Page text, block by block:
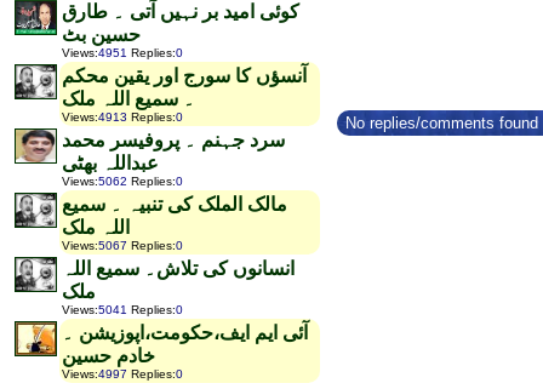
کوئی امید بر نہیں آتی ۔ طارق
حسین بٹ
Views:4951 Replies:0
آنسؤں کا سورج اور یقین محکم
۔ سمیع اللہ ملک
Views:4913 Replies:0
سرد جہنم ۔ پروفیسر محمد
عبداللہ بھٹی
Views:5062 Replies:0
مالک الملک کی تنبیہ ۔ سمیع
اللہ ملک
Views:5067 Replies:0
انسانوں کی تلاش۔ سمیع اللہ
ملک
Views:5041 Replies:0
آئی ایم ایف،حکومت،اپوزیشن ۔
خادم حسین
Views:4997 Replies:0
No replies/comments